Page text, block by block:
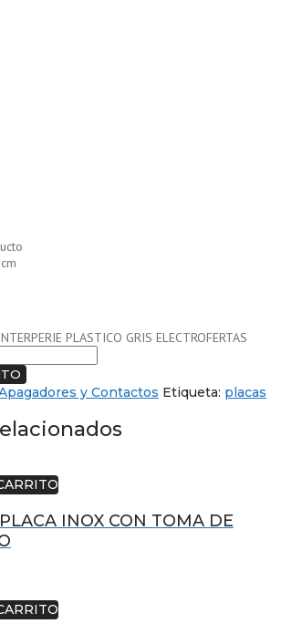
PLASTICO GRIS ELECTROFERTAS
y Contactos Etiqueta: placas
INOX CON TOMA DE